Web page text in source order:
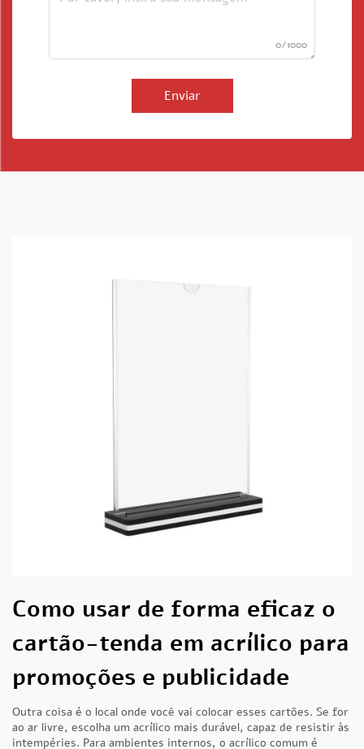
0/1000
Enviar
Como usar de forma eficaz o
cartão-tenda em acrílico para
promoções e publicidade
Outra coisa é o local onde você vai colocar esses cartões. Se for
ao ar livre, escolha um acrílico mais durável, capaz de resistir às
intempéries. Para ambientes internos, o acrílico comum é